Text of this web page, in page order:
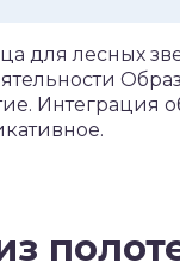
для лесных
Интеграция